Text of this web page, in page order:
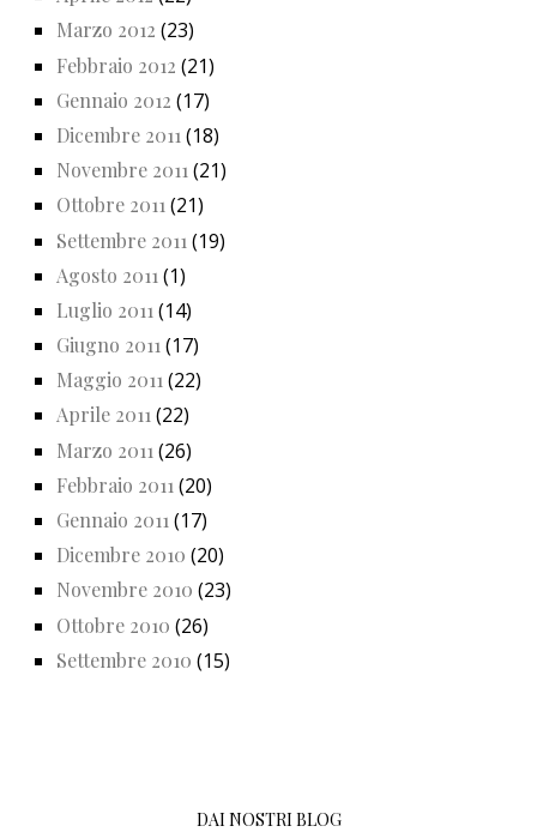
Marzo 2012 (23)
Febbraio 2012 (21)
Gennaio 2012 (17)
Dicembre 2011 (18)
Novembre 2011 (21)
Ottobre 2011(21)
Settembre 2011 (19)
Agosto 2011 (1)
Luglio 2011 (14)
Giugno 2011 (17)
Maggio 2011(22)
Aprile 2011(22)
Marzo 2011 (26)
Febbraio 2011 (20)
Gennaio 2011 (17)
Dicembre 2010 (20)
Novembre 2010 (23)
Ottobre 2010 (26)
Settembre 2010 (15)
DAI NOSTRI BLOG